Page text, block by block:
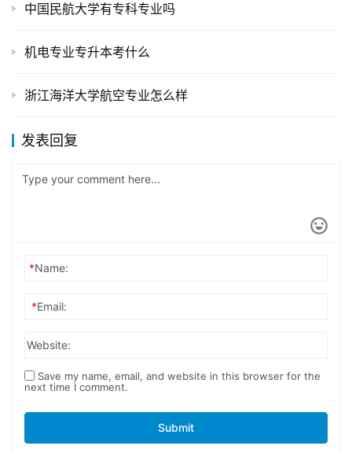
中国民航大学有专科专业吗
机电专业专升本考什么
浙江海洋大学航空专业怎么样
发表回复
*Name:
*Email:
Website:
Save my name, email, and website in this browser for the
next time I comment.
Submit